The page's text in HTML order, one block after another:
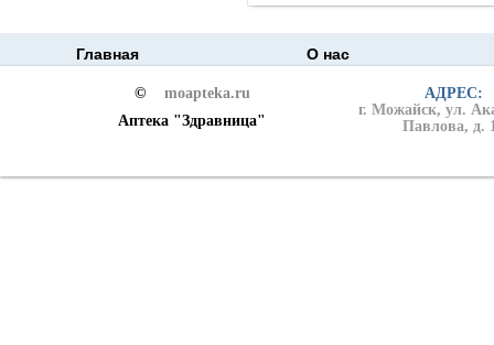
Главная О нас
©
moapteka.ru
Аптека "Здравница"
АДРЕС:
г. Можайск, ул.
Павлова, д.